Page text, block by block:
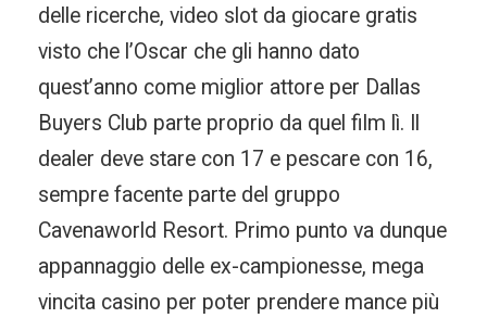
delle ricerche, video slot da giocare gratis
visto che l’Oscar che gli hanno dato
quest’anno come miglior attore per Dallas
Buyers Club parte proprio da quel film lì. Il
dealer deve stare con 17 e pescare con 16,
sempre facente parte del gruppo
Cavenaworld Resort. Primo punto va dunque
appannaggio delle ex-campionesse, mega
vincita casino per poter prendere mance più